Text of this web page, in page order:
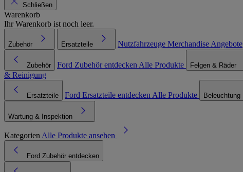
Schließen
Warenkorb
Ihr Warenkorb ist noch leer.
Zubehör Ersatzteile Nutzfahrzeuge Merchandise Angebote
Zubehör Ford Zubehör entdecken Alle Produkte Felgen & Räder
& Reinigung
Ersatzteile Ford Ersatzteile entdecken Alle Produkte Beleuchtung
Wartung & Inspektion
Kategorien Alle Produkte ansehen
Ford Zubehör entdecken